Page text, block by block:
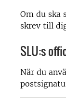
Om du ska
skrev till
SLU:s
När du